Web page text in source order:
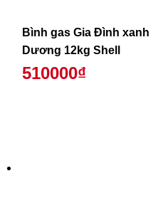
Bình gas Gia Đình xanh
Dương 12kg Shell
510000₫